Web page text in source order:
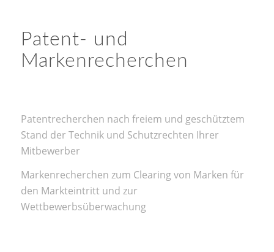
Patent- und
Markenrecherchen
Patentrecherchen nach freiem und geschütztem
Stand der Technik und Schutzrechten Ihrer
Mitbewerber
Markenrecherchen zum Clearing von Marken für
den Markteintritt und zur
Wettbewerbsüberwachung